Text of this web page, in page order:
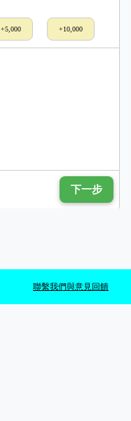
+5,000 +10,000
下一步
聯繫我們與意見回饋